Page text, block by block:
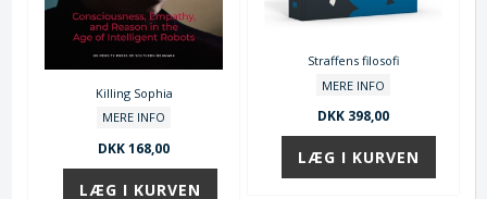
Killing Sophia
MERE INFO
DKK 168,00
Straffens filosofi
MERE INFO
DKK 398,00